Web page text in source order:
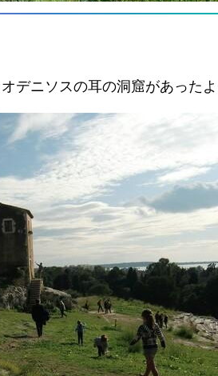
ニソスの耳の洞窟があった